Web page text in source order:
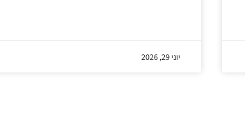
יוני 29, 2026